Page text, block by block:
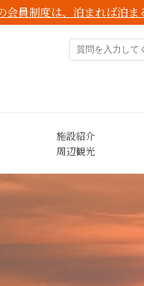
会員制度は、泊まれば泊ま
施設紹介
周辺観光